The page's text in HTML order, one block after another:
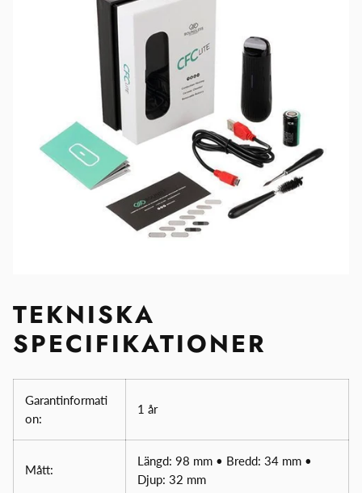
TEKNISKA
SPECIFIKATIONER
Garantinformati
on:
1 år
Mått:
Längd: 98 mm • Bredd: 34 mm •
Djup: 32 mm